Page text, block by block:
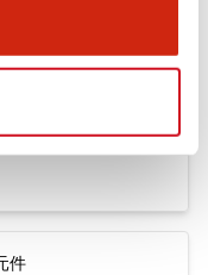
(英文版)
件